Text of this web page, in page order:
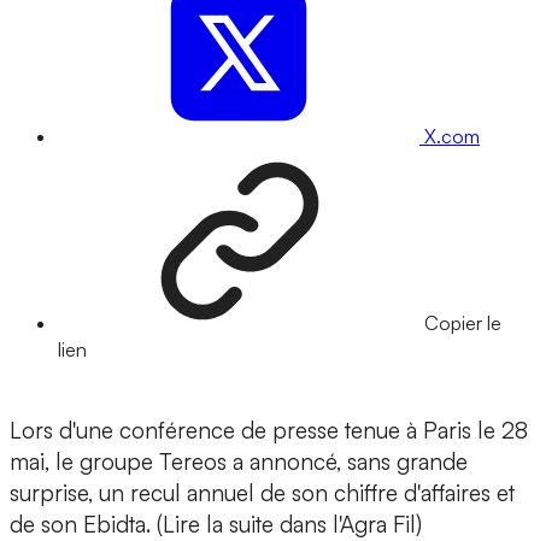
X.com
Copier le
lien
Lors d'une conférence de presse tenue à Paris le 28
mai, le groupe Tereos a annoncé, sans grande
surprise, un recul annuel de son chiffre d'affaires et
de son Ebidta. (Lire la suite dans l'Agra Fil)